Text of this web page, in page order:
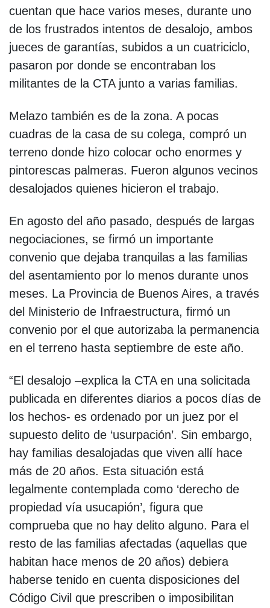
cuentan que hace varios meses, durante uno
de los frustrados intentos de desalojo, ambos
jueces de garantías, subidos a un cuatriciclo,
pasaron por donde se encontraban los
militantes de la CTA junto a varias familias.
Melazo también es de la zona. A pocas
cuadras de la casa de su colega, compró un
terreno donde hizo colocar ocho enormes y
pintorescas palmeras. Fueron algunos vecinos
desalojados quienes hicieron el trabajo.
En agosto del año pasado, después de largas
negociaciones, se firmó un importante
convenio que dejaba tranquilas a las familias
del asentamiento por lo menos durante unos
meses. La Provincia de Buenos Aires, a través
del Ministerio de Infraestructura, firmó un
convenio por el que autorizaba la permanencia
en el terreno hasta septiembre de este año.
“El desalojo –explica la CTA en una solicitada
publicada en diferentes diarios a pocos días de
los hechos- es ordenado por un juez por el
supuesto delito de ‘usurpación’. Sin embargo,
hay familias desalojadas que viven allí hace
más de 20 años. Esta situación está
legalmente contemplada como ‘derecho de
propiedad vía usucapión’, figura que
comprueba que no hay delito alguno. Para el
resto de las familias afectadas (aquellas que
habitan hace menos de 20 años) debiera
haberse tenido en cuenta disposiciones del
Código Civil que prescriben o imposibilitan